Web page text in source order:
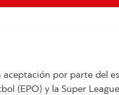
por parte del
(EPO) y la Super